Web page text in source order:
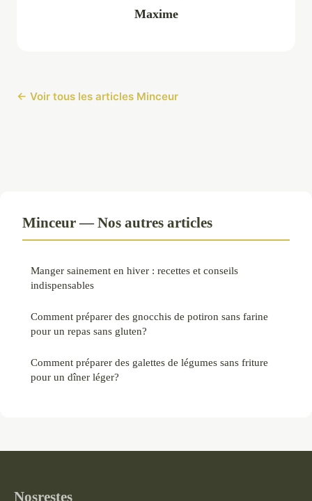
Maxime
← Voir tous les articles Minceur
Minceur — Nos autres articles
Manger sainement en hiver : recettes et conseils
indispensables
Comment préparer des gnocchis de potiron sans farine
pour un repas sans gluten?
Comment préparer des galettes de légumes sans friture
pour un dîner léger?
Nosrestes